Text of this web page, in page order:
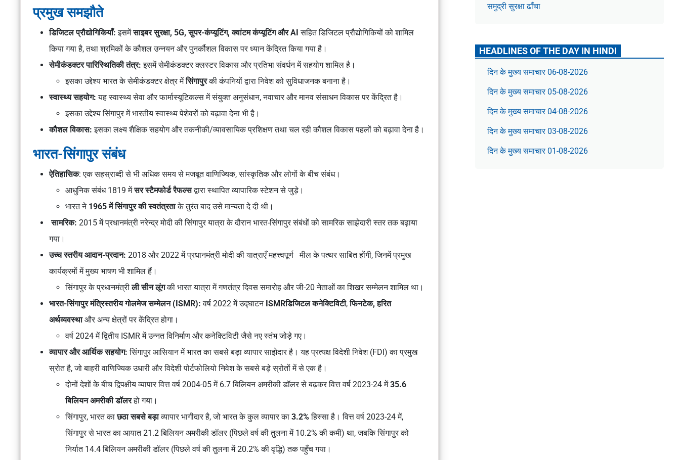
प्रमुख समझौते
डिजिटल प्रौद्योगिकियाँ: इसमेंसाइबर सुरक्षा, 5G, सुपर-कंप्यूटिंग, क्वांटम कंप्यूटिंग और AI सहित डिजिटल प्रौद्योगिकियों को शामिल
किया गया है, तथा श्रमिकों के कौशल उन्नयन और पुनर्कौशल विकास पर ध्यान केंद्रित किया गया है।
सेमीकंडक्टर पारिस्थितिकी तंत्र:इसमें सेमीकंडक्टर क्लस्टर विकास और प्रतिभा संवर्धन में सहयोग शामिल है।
इसका उद्देश्य भारत के सेमीकंडक्टर क्षेत्र मेंसिंगापुरकी कंपनियों द्वारा निवेश को सुविधाजनक बनाना है।
स्वास्थ्य सहयोग: यह स्वास्थ्य सेवा और फार्मास्यूटिकल्स में संयुक्त अनुसंधान, नवाचार और मानव संसाधन विकास पर केंद्रित है।
इसका उद्देश्य सिंगापुर में भारतीय स्वास्थ्य पेशेवरों को बढ़ावा देना भी है।
कौशल विकास:इसका लक्ष्य शैक्षिक सहयोग और तकनीकी/व्यावसायिक प्रशिक्षण तथा चल रही कौशल विकास पहलों को बढ़ावा देना है।
भारत-सिंगापुर संबंध
ऐतिहासिक: एक सहस्राब्दी से भी अधिक समय से मजबूत वाणिज्यिक, सांस्कृतिक और लोगों के बीच संबंध।
आधुनिक संबंध 1819 मेंसर स्टैमफोर्ड रैफल्सद्वारा स्थापित व्यापारिक स्टेशन से जुड़े।
भारत ने 1965 में सिंगापुर की स्वतंत्रताके तुरंत बाद उसे मान्यता दे दी थी।
सामरिक: 2015 में प्रधानमंत्री नरेन्द्र मोदी की सिंगापुर यात्रा के दौरान भारत-सिंगापुर संबंधों को सामरिक साझेदारी स्तर तक बढ़ाया
गया।
उच्च स्तरीय आदान-प्रदान: 2018 और 2022 में प्रधानमंत्री मोदी की यात्राएँ महत्त्वपूर्ण मील के पत्थर साबित होंगी, जिनमें प्रमुख
कार्यक्रमों में मुख्य भाषण भी शामिल हैं।
सिंगापुर के प्रधानमंत्रीली सीन लूंगकी भारत यात्रा में गणतंत्र दिवस समारोह और जी-20 नेताओं का शिखर सम्मेलन शामिल था।
भारत-सिंगापुर मंत्रिस्तरीय गोलमेज सम्मेलन (ISMR):वर्ष 2022 में उद्घाटन ISMRडिजिटल कनेक्टिविटी,फिनटेक, हरित
अर्थव्यवस्थाऔर अन्य क्षेत्रों पर केंद्रित होगा।
वर्ष 2024 में द्वितीय ISMR में उन्नत विनिर्माण और कनेक्टिविटी जैसे नए स्तंभ जोड़े गए।
व्यापार और आर्थिक सहयोग:सिंगापुर आसियान में भारत का सबसे बड़ा व्यापार साझेदार है। यह प्रत्यक्ष विदेशी निवेश (FDI) का प्रमुख
स्रोत है, जो बाहरी वाणिज्यिक उधारी और विदेशी पोर्टफोलियो निवेश के सबसे बड़े स्रोतों में से एक है।
दोनों देशों के बीच द्विपक्षीय व्यापार वित्त वर्ष 2004-05 में 6.7 बिलियन अमरीकी डॉलर से बढ़कर वित्त वर्ष 2023-24 में35.6
बिलियन अमरीकी डॉलरहो गया।
सिंगापुर, भारत काछठा सबसे बड़ाव्यापार भागीदार है, जो भारत के कुल व्यापार का 3.2%हिस्सा है। वित्त वर्ष 2023-24 में,
सिंगापुर से भारत का आयात 21.2 बिलियन अमरीकी डॉलर (पिछले वर्ष की तुलना में 10.2% की कमी) था, जबकि सिंगापुर को
निर्यात 14.4 बिलियन अमरीकी डॉलर (पिछले वर्ष की तुलना में 20.2% की वृद्धि) तक पहुँच गया।
समुद्री सुरक्षा ढाँचा
HEADLINES OF THE DAY IN HINDI
दिन के मुख्य समाचार 06-08-2026
दिन के मुख्य समाचार 05-08-2026
दिन के मुख्य समाचार 04-08-2026
दिन के मुख्य समाचार 03-08-2026
दिन के मुख्य समाचार 01-08-2026